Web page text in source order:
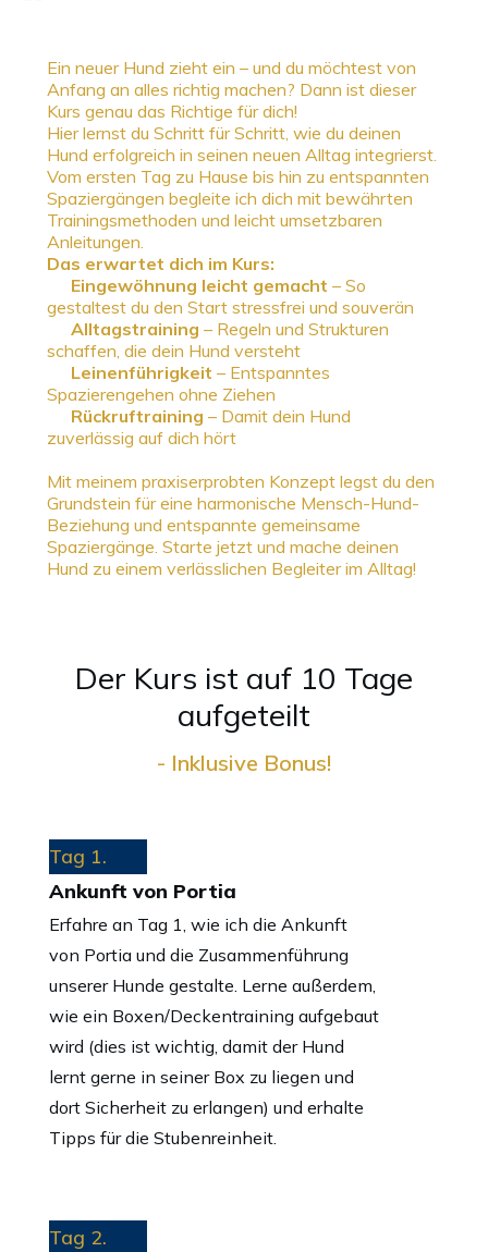
Ein neuer Hund zieht ein – und du möchtest von
Anfang an alles richtig machen? Dann ist dieser
Kurs genau das Richtige für dich!
Hier lernst du Schritt für Schritt, wie du deinen
Hund erfolgreich in seinen neuen Alltag integrierst.
Vom ersten Tag zu Hause bis hin zu entspannten
Spaziergängen begleite ich dich mit bewährten
Trainingsmethoden und leicht umsetzbaren
Anleitungen.
Das erwartet dich im Kurs:
Eingewöhnung leicht gemacht – So
gestaltest du den Start stressfrei und souverän
Alltagstraining – Regeln und Strukturen
schaffen, die dein Hund versteht
Leinenführigkeit – Entspanntes
Spazierengehen ohne Ziehen
Rückruftraining – Damit dein Hund
zuverlässig auf dich hört
Mit meinem praxiserprobten Konzept legst du den
Grundstein für eine harmonische Mensch-Hund-
Beziehung und entspannte gemeinsame
Spaziergänge. Starte jetzt und mache deinen
Hund zu einem verlässlichen Begleiter im Alltag!
Der Kurs ist auf 10 Tage
aufgeteilt
- Inklusive Bonus!
Tag 1.
Ankunft von Portia
Erfahre an Tag 1, wie ich die Ankunft
von Portia und die Zusammenführung
unserer Hunde gestalte. Lerne außerdem,
wie ein Boxen/Deckentraining aufgebaut
wird (dies ist wichtig, damit der Hund
lernt gerne in seiner Box zu liegen und
dort Sicherheit zu erlangen) und erhalte
Tipps für die Stubenreinheit.
Tag 2.